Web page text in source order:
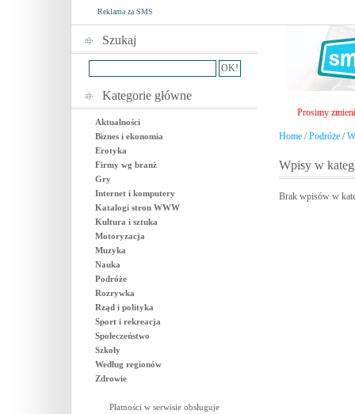
Reklama za SMS
Szukaj
Kategorie główne
Aktualności
Biznes i ekonomia
Erotyka
Firmy wg branż
Gry
Internet i komputery
Katalogi stron WWW
Kultura i sztuka
Motoryzacja
Muzyka
Nauka
Podróże
Rozrywka
Rząd i polityka
Sport i rekreacja
Społeczeństwo
Szkoły
Według regionów
Zdrowie
Płatności w serwisie obsługuje
Prosimy
Home /Podróże /
Wpisy w
Brak wpisów w